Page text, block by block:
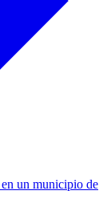
un municipio de